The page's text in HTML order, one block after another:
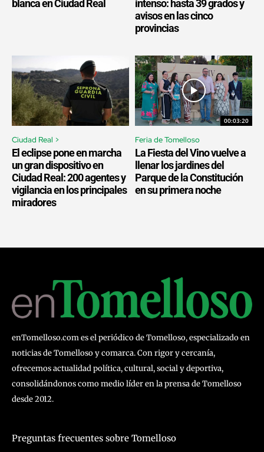
blanca en Ciudad Real
intenso: hasta 39 grados y
avisos en las cinco
provincias
Ciudad Real >
El eclipse pone en marcha
un gran dispositivo en
Ciudad Real: 200 agentes y
vigilancia en los principales
miradores
00:03:20
Feria de Tomelloso
La Fiesta del Vino vuelve a
llenar los jardines del
Parque de la Constitución
en su primera noche
enTomelloso.com es el periódico de Tomelloso, especializado en
noticias de Tomelloso y comarca. Con rigor y cercanía,
ofrecemos actualidad política, cultural, social y deportiva,
consolidándonos como medio líder en la prensa de Tomelloso
desde 2012.
Preguntas frecuentes sobre Tomelloso